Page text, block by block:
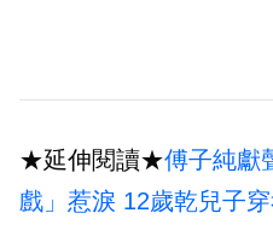
★延伸閱讀★傅子純獻
戲」惹淚 12歲乾兒子